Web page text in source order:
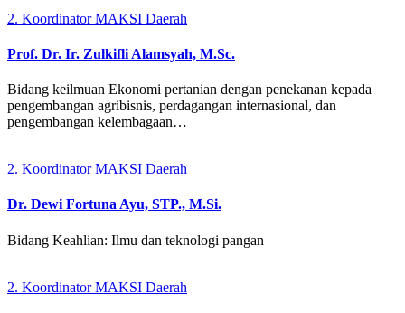
2. Koordinator MAKSI Daerah
Prof. Dr. Ir. Zulkifli Alamsyah, M.Sc.
Bidang keilmuan Ekonomi pertanian dengan penekanan kepada
pengembangan agribisnis, perdagangan internasional, dan
pengembangan kelembagaan…
2. Koordinator MAKSI Daerah
Dr. Dewi Fortuna Ayu, STP., M.Si.
Bidang Keahlian: Ilmu dan teknologi pangan
2. Koordinator MAKSI Daerah